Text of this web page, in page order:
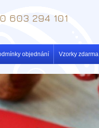
603 294 101
objednání Vzorky zdarma